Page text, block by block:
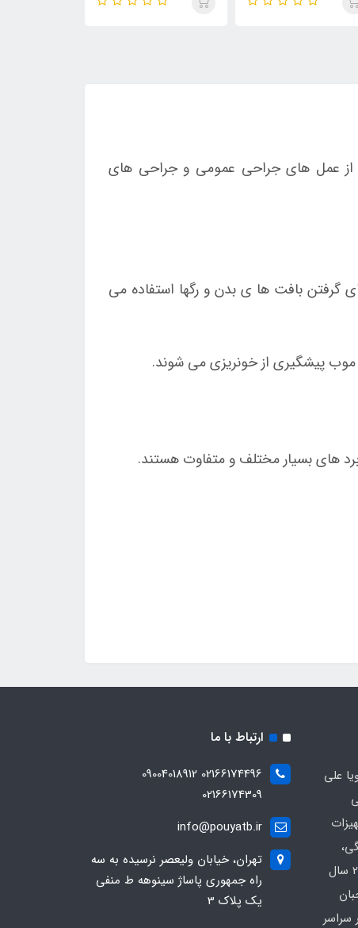
از عمل های جراحی عمومی و جراحی های
گرفتن بافت ها ی بدن و رگها استفاده می
پیشگیری از خونریزی می شوند.
های بسیار مختلف و متفاوت هستند.
علی
بیمارستانی و کلینیکی با بیش از 20 سال
ارتباط با ما
02166174496 09004018912
02166174309
info@pouyatb.ir
تهران، خیابان ولیعصر نرسیده به سه
راه جمهوری پاساژ سینوهه ط منفی
یک پلاک 3